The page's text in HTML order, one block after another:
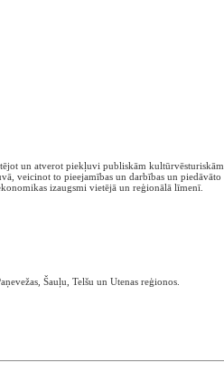
un atverot piekļuvi publiskām kultūrvēsturiskām
veicinot to pieejamības un darbības un piedāvāto
izaugsmi vietējā un reģionālā līmenī.
Šauļu, Telšu un Utenas reģionos.